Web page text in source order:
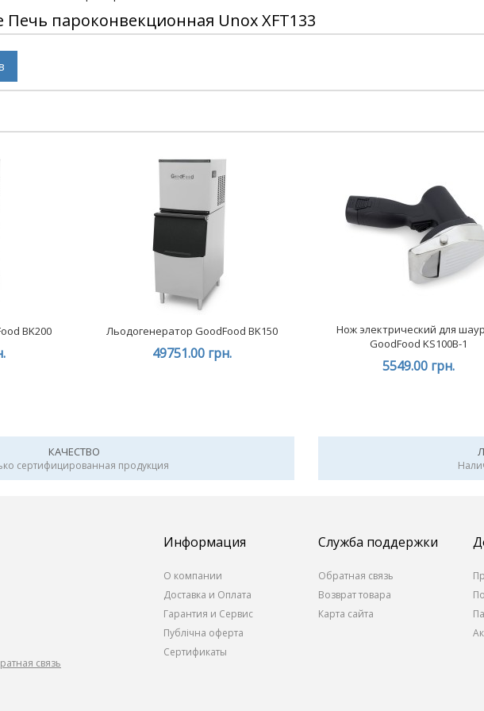
пароконвекционная Unox XFT133
BK200 Льодогенератор GoodFood BK150
49751.00 грн.
Нож электрический для
GoodFood KS100B-1
5549.00 грн.
КАЧЕСТВО
сертифицированная продукция
связь
Информация
О компании
Доставка и Оплата
Гарантия и Сервис
Публічна оферта
Сертификаты
Служба поддержки
Обратная связь
Возврат товара
Карта сайта